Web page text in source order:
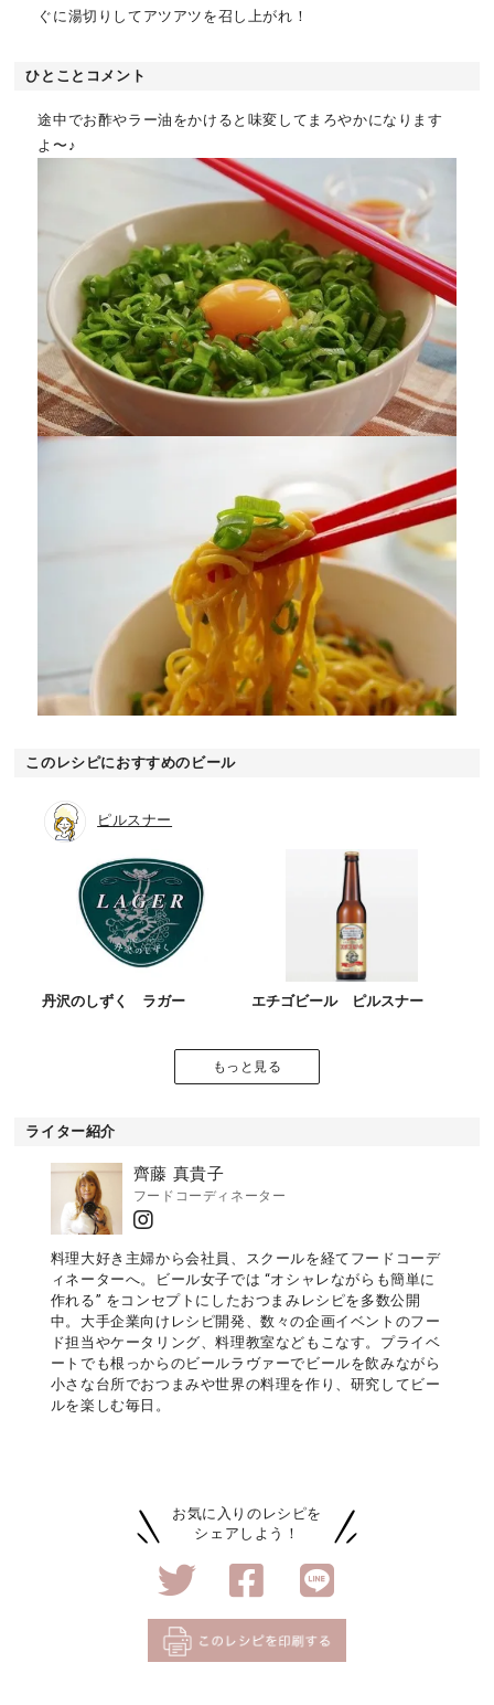
ぐに湯切りしてアツアツを召し上がれ！
ひとことコメント
途中でお酢やラー油をかけると味変してまろやかになります
よ〜♪
このレシピにおすすめのビール
ピルスナー
丹沢のしずく ラガー エチゴビール ピルスナー
もっと見る
ライター紹介
齊藤 真貴子
フードコーディネーター
料理大好き主婦から会社員、スクールを経てフードコーデ
ィネーターへ。ビール女子では “オシャレながらも簡単に
作れる” をコンセプトにしたおつまみレシピを多数公開
中。大手企業向けレシピ開発、数々の企画イベントのフー
ド担当やケータリング、料理教室などもこなす。プライベ
ートでも根っからのビールラヴァーでビールを飲みながら
小さな台所でおつまみや世界の料理を作り、研究してビー
ルを楽しむ毎日。
お気に入りのレシピを
シェアしよう！